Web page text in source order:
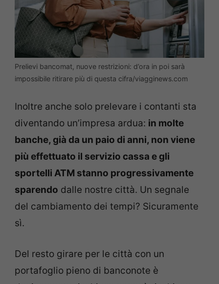
Prelievi bancomat, nuove restrizioni: d’ora in poi sarà
impossibile ritirare più di questa cifra/viagginews.com
Inoltre anche solo prelevare i contanti sta
diventando un’impresa ardua: in molte
banche, già da un paio di anni, non viene
più effettuato il servizio cassa e gli
sportelli ATM stanno progressivamente
sparendo dalle nostre città. Un segnale
del cambiamento dei tempi? Sicuramente
sì.
Del resto girare per le città con un
portafoglio pieno di banconote è